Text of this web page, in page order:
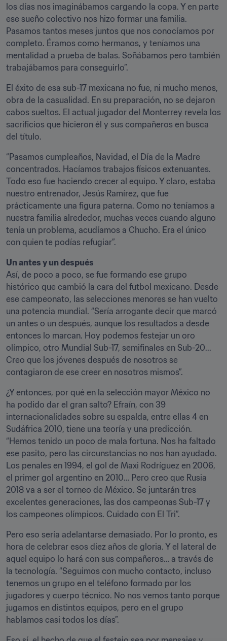
los días nos imaginábamos cargando la copa. Y en parte
ese sueño colectivo nos hizo formar una familia.
Pasamos tantos meses juntos que nos conocíamos por
completo. Éramos como hermanos, y teníamos una
mentalidad a prueba de balas. Soñábamos pero también
trabajábamos para conseguirlo”.
El éxito de esa sub-17 mexicana no fue, ni mucho menos,
obra de la casualidad. En su preparación, no se dejaron
cabos sueltos. El actual jugador del Monterrey revela los
sacrificios que hicieron él y sus compañeros en busca
del título.
“Pasamos cumpleaños, Navidad, el Día de la Madre
concentrados. Hacíamos trabajos físicos extenuantes.
Todo eso fue haciendo crecer al equipo. Y claro, estaba
nuestro entrenador, Jesús Ramírez, que fue
prácticamente una figura paterna. Como no teníamos a
nuestra familia alrededor, muchas veces cuando alguno
tenía un problema, acudíamos a Chucho. Era el único
con quien te podías refugiar”.
Un antes y un después
Así, de poco a poco, se fue formando ese grupo
histórico que cambió la cara del futbol mexicano. Desde
ese campeonato, las selecciones menores se han vuelto
una potencia mundial. “Sería arrogante decir que marcó
un antes o un después, aunque los resultados a desde
entonces lo marcan. Hoy podemos festejar un oro
olímpico, otro Mundial Sub-17, semifinales en Sub-20...
Creo que los jóvenes después de nosotros se
contagiaron de ese creer en nosotros mismos”.
¿Y entonces, por qué en la selección mayor México no
ha podido dar el gran salto? Efraín, con 39
internacionalidades sobre su espalda, entre ellas 4 en
Sudáfrica 2010, tiene una teoría y una predicción.
“Hemos tenido un poco de mala fortuna. Nos ha faltado
ese pasito, pero las circunstancias no nos han ayudado.
Los penales en 1994, el gol de Maxi Rodríguez en 2006,
el primer gol argentino en 2010… Pero creo que Rusia
2018 va a ser el torneo de México. Se juntarán tres
excelentes generaciones, las dos campeonas Sub-17 y
los campeones olímpicos. Cuidado con El Tri”.
Pero eso sería adelantarse demasiado. Por lo pronto, es
hora de celebrar esos diez años de gloria. Y el lateral de
aquel equipo lo hará con sus compañeros… a través de
la tecnología. “Seguimos con mucho contacto, incluso
tenemos un grupo en el teléfono formado por los
jugadores y cuerpo técnico. No nos vemos tanto porque
jugamos en distintos equipos, pero en el grupo
hablamos casi todos los días”.